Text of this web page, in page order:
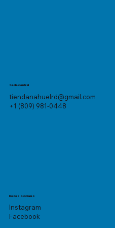
Sede central
tiendanahuelrd@gmail.com
+1 (809) 981-0448
Redes Sociales
Instagram
Facebook